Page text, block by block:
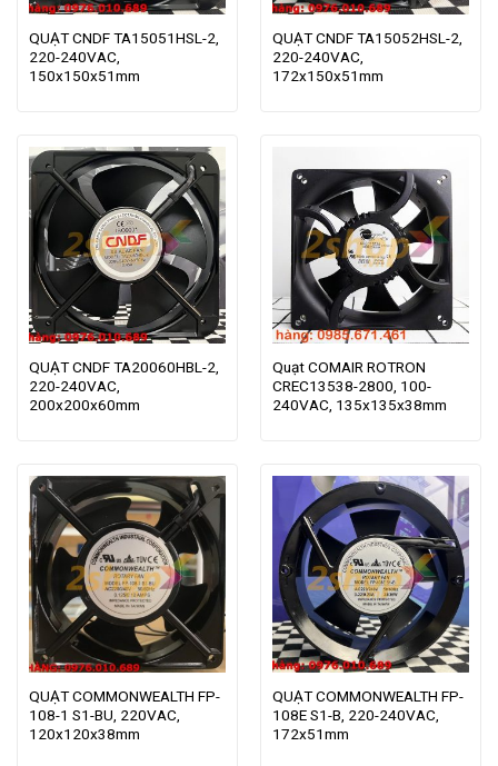
QUẠT CNDF TA15051HSL-2,
220-240VAC,
150x150x51mm
QUẠT CNDF TA15052HSL-2,
220-240VAC,
172x150x51mm
QUẠT CNDF TA20060HBL-2,
220-240VAC,
200x200x60mm
Quạt COMAIR ROTRON
CREC13538-2800, 100-
240VAC, 135x135x38mm
QUẠT COMMONWEALTH FP-
108-1 S1-BU, 220VAC,
120x120x38mm
QUẠT COMMONWEALTH FP-
108E S1-B, 220-240VAC,
172x51mm